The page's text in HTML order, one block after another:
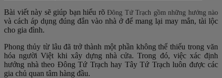
Bài viết này sẽ giúp bạn hiểu rõ Đông Tứ Trạch gồm những hướng nào
và cách áp dụng đúng đắn vào nhà ở để mang lại may mắn, tài lộc
cho gia đình.
Phong thủy từ lâu đã trở thành một phần không thể thiếu trong văn
hóa người Việt khi xây dựng nhà cửa. Trong đó, việc xác định
hướng nhà theo Đông Tứ Trạch hay Tây Tứ Trạch luôn được các
gia chủ quan tâm hàng đầu.